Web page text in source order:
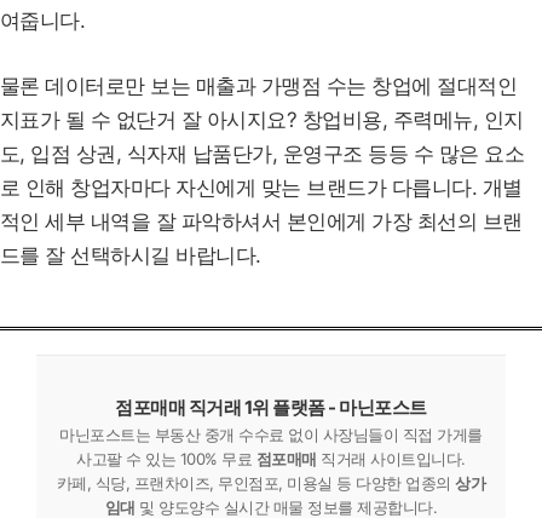
여줍니다.
물론 데이터로만 보는 매출과 가맹점 수는 창업에 절대적인
지표가 될 수 없단거 잘 아시지요? 창업비용, 주력메뉴, 인지
도, 입점 상권, 식자재 납품단가, 운영구조 등등 수 많은 요소
로 인해 창업자마다 자신에게 맞는 브랜드가 다릅니다. 개별
적인 세부 내역을 잘 파악하셔서 본인에게 가장 최선의 브랜
드를 잘 선택하시길 바랍니다.
점포매매 직거래 1위 플랫폼 - 마닌포스트
마닌포스트는 부동산 중개 수수료 없이 사장님들이 직접 가게를
사고팔 수 있는 100% 무료 점포매매 직거래 사이트입니다.
카페, 식당, 프랜차이즈, 무인점포, 미용실 등 다양한 업종의상가
임대 및 양도양수 실시간 매물 정보를 제공합니다.